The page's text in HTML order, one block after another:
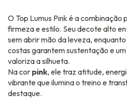
O Top Lumus Pink é a
firmeza e estilo. Seu decote alto
sem abrir mão da leveza,
costas garantem sustentação e
valoriza a silhueta.
Na cor pink, ele traz atitude,
vibrante que ilumina o treino e
destaque.